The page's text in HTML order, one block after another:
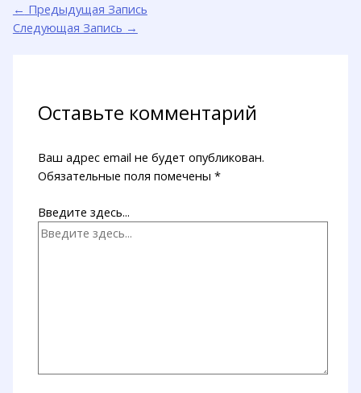
← Предыдущая Запись
Следующая Запись →
Оставьте комментарий
Ваш адрес email не будет опубликован.
Обязательные поля помечены*
Введите здесь...